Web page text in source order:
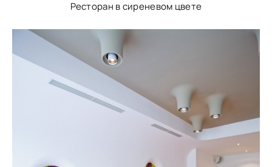
Ресторан в сиреневом цвете